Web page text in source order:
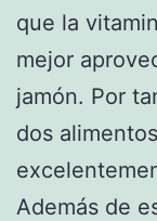
que la
mejor
jamón. Por
dos
Además de